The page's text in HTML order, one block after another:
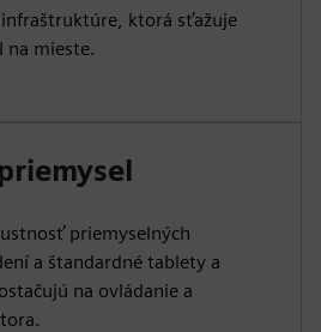
ktorá sťažuje
na mieste.
priemyselných
a štandardné tablety a
na ovládanie a